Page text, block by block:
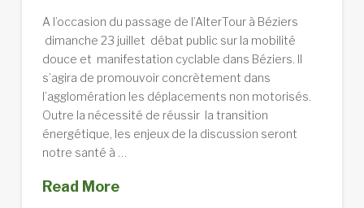
A l’occasion du passage de l’AlterTour à Béziers
dimanche 23 juillet débat public sur la mobilité
douce et manifestation cyclable dans Béziers. Il
s’agira de promouvoir concrètement dans
l’agglomération les déplacements non motorisés.
Outre la nécessité de réussir la transition
énergétique, les enjeux de la discussion seront
notre santé à …
Read More